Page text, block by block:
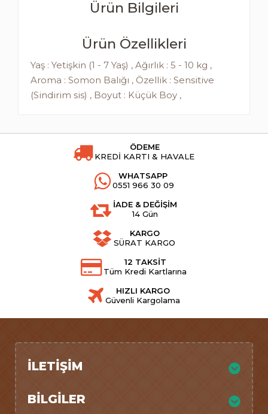
Ürün Bilgileri
Ürün Özellikleri
Yaş : Yetişkin (1 - 7 Yaş) , Ağırlık : 5 - 10 kg ,
Aroma : Somon Balığı , Özellik : Sensitive
(Sindirim sis) , Boyut : Küçük Boy ,
ÖDEME
KREDİ KARTI & HAVALE
WHATSAPP
0551 966 30 09
İADE & DEĞİŞİM
14 Gün
KARGO
SÜRAT KARGO
12 TAKSİT
Tüm Kredi Kartlarına
HIZLI KARGO
Güvenli Kargolama
İLETIŞIM
BILGILER